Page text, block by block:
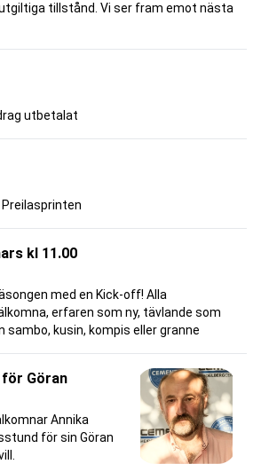
tillstånd. Vi ser fram emot nästa
utbetalat
kl 11.00
med en Kick-off! Alla
erfaren som ny, tävlande som
sambo, kusin, kompis eller granne
för Göran
Annika
för sin Göran